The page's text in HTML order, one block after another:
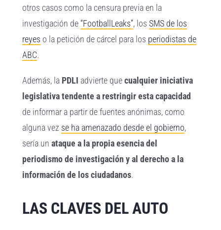
otros casos como la censura previa en la
investigación de “FootballLeaks”, losSMS de los
reyes o la petición de cárcel para los periodistas de
ABC.
Además, la PDLI advierte quecualquier iniciativa
legislativa tendente a restringir esta capacidad
de informar a partir de fuentes anónimas, como
alguna vez se ha amenazado desde el gobierno,
sería unataque a la propia esencia del
periodismo de investigación y al derecho a la
información de los ciudadanos.
LAS CLAVES DEL AUTO